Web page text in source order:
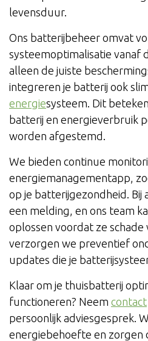
levensduur.
Ons batterijbeheer omvat
systeemoptimalisatie vanaf
alleen de juiste
integreren je batterij ook
energiesysteem. Dit
batterij en energieverbruik
worden afgestemd.
We bieden continue
energiemanagementapp,
op je batterijgezondheid. Bij
een melding, en ons team
oplossen voordat ze schade
verzorgen we preventief
updates die je
Klaar om je thuisbatterij
functioneren? Neem contact
persoonlijk adviesgesprek.
energiebehoefte en zorgen